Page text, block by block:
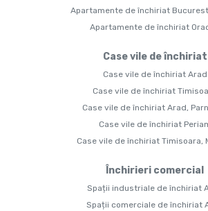
Apartamente de închiriat
Apartamente de închiriat
Case vile de închiriat
Case vile de închiriat Arad
Case vile de închiriat
Case vile de închiriat Arad,
Case vile de închiriat
Case vile de închiriat Timisoara,
Închirieri comercial
Spații industriale de închiriat
Spații comerciale de închiriat